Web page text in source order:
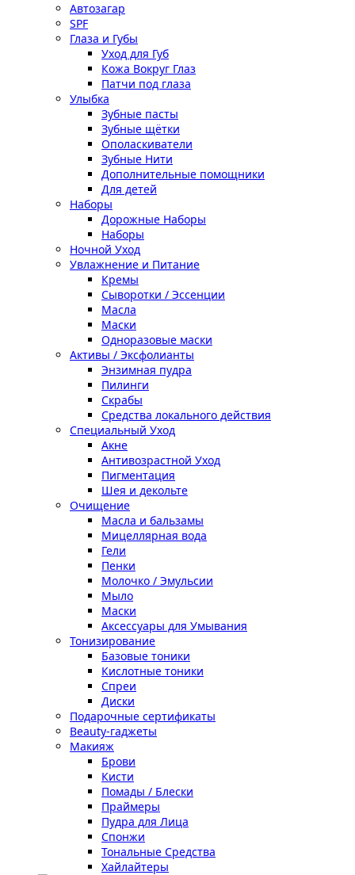
Автозагар
SPF
Глаза и Губы
Уход для Губ
Кожа Вокруг Глаз
Патчи под глаза
Улыбка
Зубные пасты
Зубные щётки
Ополаскиватели
Зубные Нити
Дополнительные помощники
Для детей
Наборы
Дорожные Наборы
Наборы
Ночной Уход
Увлажнение и Питание
Кремы
Сыворотки / Эссенции
Масла
Маски
Одноразовые маски
Активы / Эксфолианты
Энзимная пудра
Пилинги
Скрабы
Средства локального действия
Специальный Уход
Акне
Антивозрастной Уход
Пигментация
Шея и декольте
Очищение
Масла и бальзамы
Мицеллярная вода
Гели
Пенки
Молочко / Эмульсии
Мыло
Маски
Аксессуары для Умывания
Тонизирование
Базовые тоники
Кислотные тоники
Спреи
Диски
Подарочные сертификаты
Beauty-гаджеты
Макияж
Брови
Кисти
Помады / Блески
Праймеры
Пудра для Лица
Спонжи
Тональные Средства
Хайлайтеры